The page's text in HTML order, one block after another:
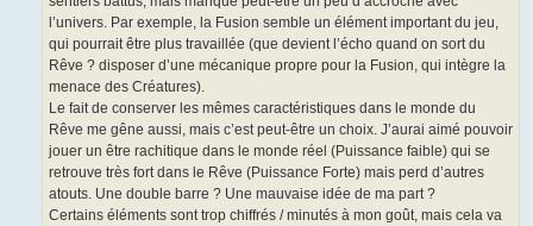
l’univers. Par exemple, la Fusion semble un élément important du jeu,
qui pourrait être plus travaillée (que devient l’écho quand on sort du
Rêve ? disposer d’une mécanique propre pour la Fusion, qui intègre la
menace des Créatures).
Le fait de conserver les mêmes caractéristiques dans le monde du
Rêve me gêne aussi, mais c’est peut-être un choix. J’aurai aimé pouvoir
jouer un être rachitique dans le monde réel (Puissance faible) qui se
retrouve très fort dans le Rêve (Puissance Forte) mais perd d’autres
atouts. Une double barre ? Une mauvaise idée de ma part ?
Certains éléments sont trop chiffrés / minutés à mon goût, mais cela va